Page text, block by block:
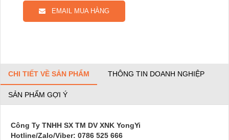
EMAIL MUA HÀNG
CHI TIẾT VỀ SẢN PHẨM THÔNG TIN DOANH NGHIỆP
SẢN PHẨM GỢI Ý
Công Ty TNHH SX TM DV XNK YongYi
Hotline/Zalo/Viber: 0786 525 666